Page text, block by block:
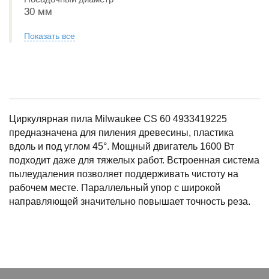
30 мм
Показать все
Циркулярная пила Milwaukee CS 60 4933419225
предназначена для пиления древесины, пластика
вдоль и под углом 45°. Мощный двигатель 1600 Вт
подходит даже для тяжелых работ. Встроенная система
пылеудаления позволяет поддерживать чистоту на
рабочем месте. Параллельный упор с широкой
направляющей значительно повышает точность реза.